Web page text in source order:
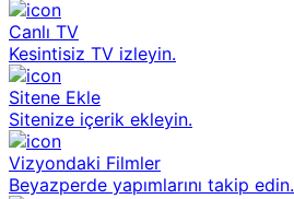
Canlı TV
Kesintisiz TV izleyin.
Sitene Ekle
Sitenize içerik ekleyin.
Vizyondaki Filmler
Beyazperde yapımlarını takip edin.